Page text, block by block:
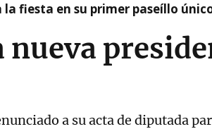
fiesta en su primer paseíllo
nueva
a su acta de diputada